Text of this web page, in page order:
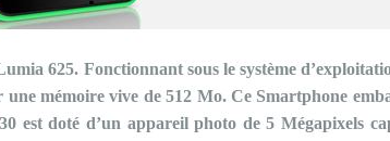
625. Fonctionnant sous le système
mémoire vive de 512 Mo. Ce Smartphone
doté d’un appareil photo de 5 Mégapixels